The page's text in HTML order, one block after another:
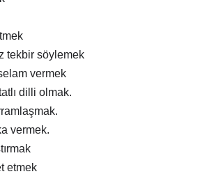
tekbir söylemek
vermek
dilli olmak.
vermek.
etmek